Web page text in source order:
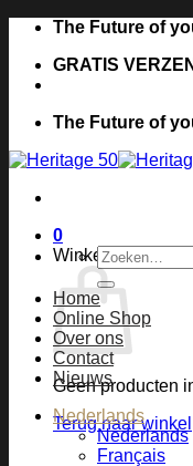
inhoud
The Future of
GRATIS
The Future of
0
Winkelwagen
Geen producten
Terug naar winkel
Zoeken
naar:
Home
Online Shop
Over ons
Contact
Nieuws
Nederlands
Nederlands
Français